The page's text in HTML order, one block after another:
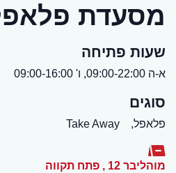
מסעדת
שעות פתיחה
א-ה 09:00-22:00, ו' 09:00-16:00
סוגים
פלאפל,
Take Away
מוהליבר 12 , פתח תקווה